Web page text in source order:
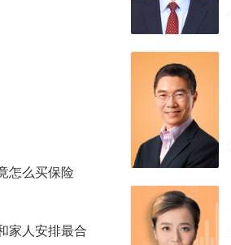
怎么买保险
家人安排最合